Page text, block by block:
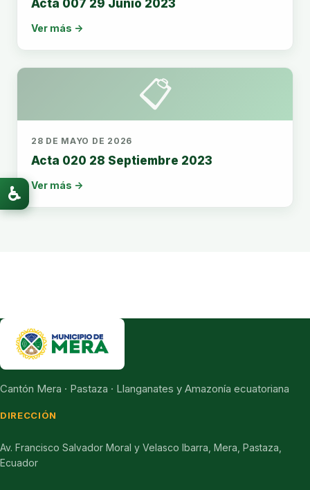
Acta 007 29 Junio 2023
Ver más →
📋
28 DE MAYO DE 2026
Acta 020 28 Septiembre 2023
Ver más →
Cantón Mera · Pastaza · Llanganates y Amazonía ecuatoriana
DIRECCIÓN
Av. Francisco Salvador Moral y Velasco Ibarra, Mera, Pastaza,
Ecuador
♿